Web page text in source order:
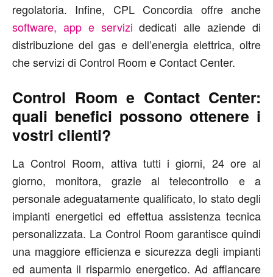
regolatoria. Infine, CPL Concordia offre anche
software, app e servizi dedicati alle aziende di
distribuzione del gas e dell’energia elettrica, oltre
che servizi di Control Room e Contact Center.
Control Room e Contact Center:
quali benefici possono ottenere i
vostri clienti?
La Control Room, attiva tutti i giorni, 24 ore al
giorno, monitora, grazie al telecontrollo e a
personale adeguatamente qualificato, lo stato degli
impianti energetici ed effettua assistenza tecnica
personalizzata. La Control Room garantisce quindi
una maggiore efficienza e sicurezza degli impianti
ed aumenta il risparmio energetico. Ad affiancare